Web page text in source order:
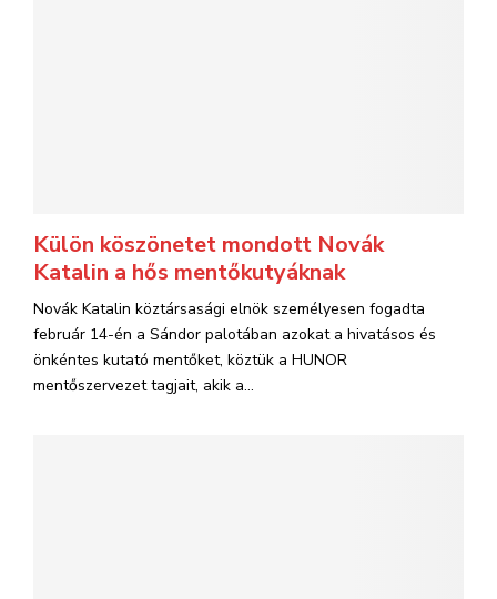
Külön köszönetet mondott Novák
Katalin a hős mentőkutyáknak
Novák Katalin köztársasági elnök személyesen fogadta
február 14-én a Sándor palotában azokat a hivatásos és
önkéntes kutató mentőket, köztük a HUNOR
mentőszervezet tagjait, akik a...